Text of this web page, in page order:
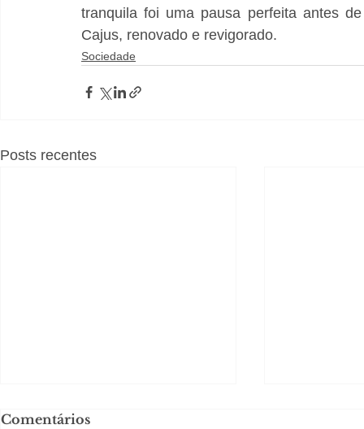
tranquila foi uma pausa perfeita antes
Cajus, renovado e revigorado.
Sociedade
Posts recentes
Comentários